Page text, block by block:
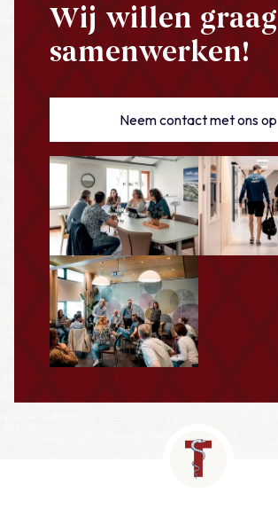
Wij willen graag
samenwerken!
Neem contact met ons op